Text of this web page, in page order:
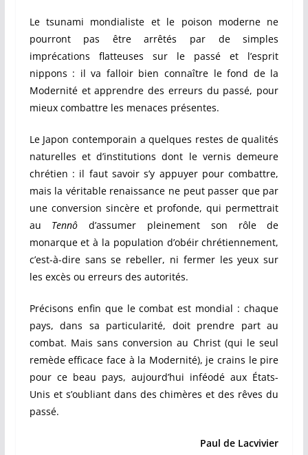
Le tsunami mondialiste et le poison moderne ne
pourront pas être arrêtés par de simples
imprécations flatteuses sur le passé et l’esprit
nippons : il va falloir bien connaître le fond de la
Modernité et apprendre des erreurs du passé, pour
mieux combattre les menaces présentes.
Le Japon contemporain a quelques restes de qualités
naturelles et d’institutions dont le vernis demeure
chrétien : il faut savoir s’y appuyer pour combattre,
mais la véritable renaissance ne peut passer que par
une conversion sincère et profonde, qui permettrait
au Tennô d’assumer pleinement son rôle de
monarque et à la population d’obéir chrétiennement,
c’est-à-dire sans se rebeller, ni fermer les yeux sur
les excès ou erreurs des autorités.
Précisons enfin que le combat est mondial : chaque
pays, dans sa particularité, doit prendre part au
combat. Mais sans conversion au Christ (qui le seul
remède efficace face à la Modernité), je crains le pire
pour ce beau pays, aujourd’hui inféodé aux États-
Unis et s’oubliant dans des chimères et des rêves du
passé.
Paul de Lacvivier